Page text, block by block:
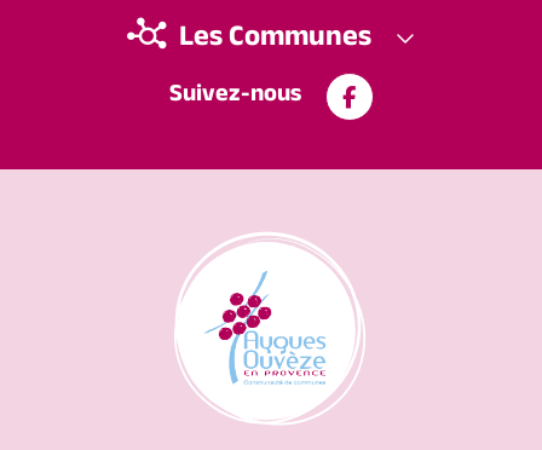
Suivez-nous
Les Communes